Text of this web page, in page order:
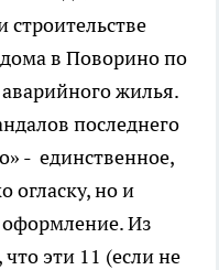
в Поворино по
жилья.
последнего
- единственное,
огласку, но и
Из
эти 11 (если не